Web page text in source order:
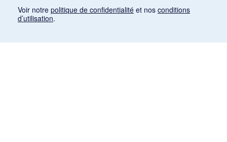
Voir notre politique de confidentialité et nos conditions
d’utilisation.